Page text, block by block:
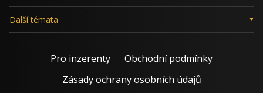
Další témata
Pro inzerenty
Obchodní podmínky
Zásady ochrany osobních údajů